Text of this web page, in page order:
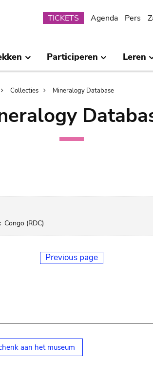
Submenu
TICKETS Agenda Pers
Participeren Leren
Collecties Mineralogy Database
Congo (RDC)
Previous page
aan het museum